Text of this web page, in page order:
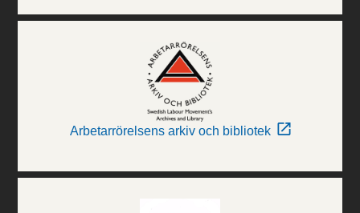
Arbetarrörelsens arkiv och bibliotek